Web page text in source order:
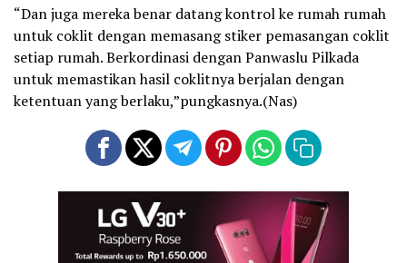
“Dan juga mereka benar datang kontrol ke rumah rumah
untuk coklit dengan memasang stiker pemasangan coklit
setiap rumah. Berkordinasi dengan Panwaslu Pilkada
untuk memastikan hasil coklitnya berjalan dengan
ketentuan yang berlaku,”pungkasnya.(Nas)